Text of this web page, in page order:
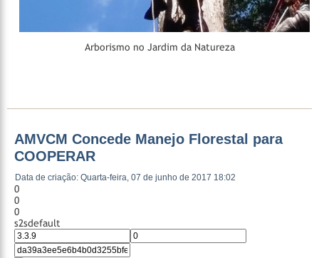
Arborismo no Jardim da Natureza
AMVCM Concede Manejo Florestal para
COOPERAR
Data de criação: Quarta-feira, 07 de junho de 2017 18:02
0
0
0
s2sdefault